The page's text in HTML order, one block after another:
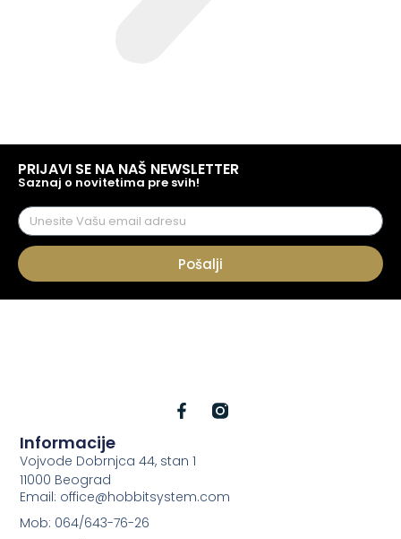
PRIJAVI SE NA NAŠ NEWSLETTER
Saznaj o novitetima pre svih!
Pošalji
Informacije
Vojvode Dobrnjca 44, stan 1
11000 Beograd
Email: office@hobbitsystem.com
Mob: 064/643-76-26